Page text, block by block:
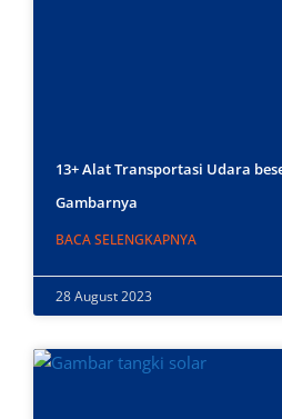
13+ Alat Transportasi Udara
Gambarnya
BACA SELENGKAPNYA
28 August 2023